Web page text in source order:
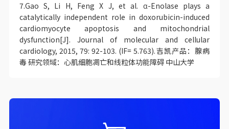
7.Gao S, Li H, Feng X J, et al. α-Enolase plays a
catalytically independent role in doxorubicin-induced
cardiomyocyte apoptosis and mitochondrial
dysfunction[J]. Journal of molecular and cellular
cardiology, 2015, 79: 92-103. (IF= 5.763).吉凯产品：腺病
毒 研究领域：心肌细胞凋亡和线粒体功能障碍 中山大学